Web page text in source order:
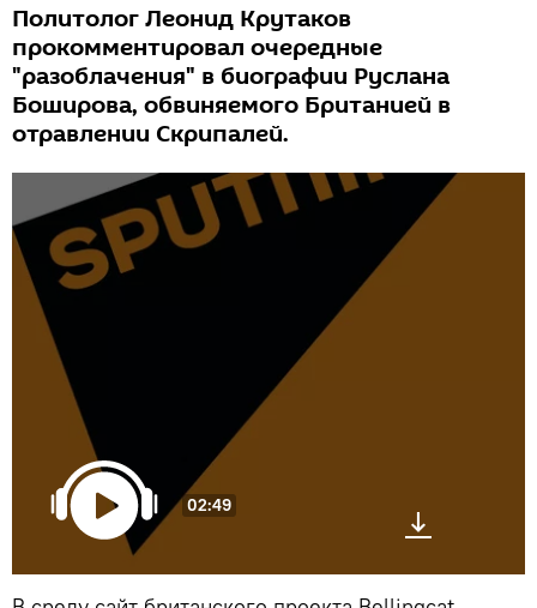
Политолог Леонид Крутаков
прокомментировал очередные
"разоблачения" в биографии Руслана
Боширова, обвиняемого Британией в
отравлении Скрипалей.
02:49